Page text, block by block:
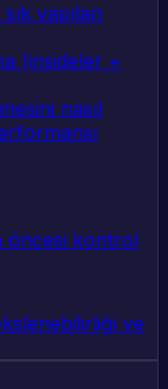
yapılan
(insideler +
nasıl
öncesi kontrol
ve